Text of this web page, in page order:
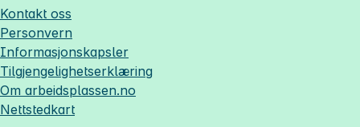
Kontakt oss
Personvern
Informasjonskapsler
Tilgjengelighetserklæring
Om arbeidsplassen.no
Nettstedkart